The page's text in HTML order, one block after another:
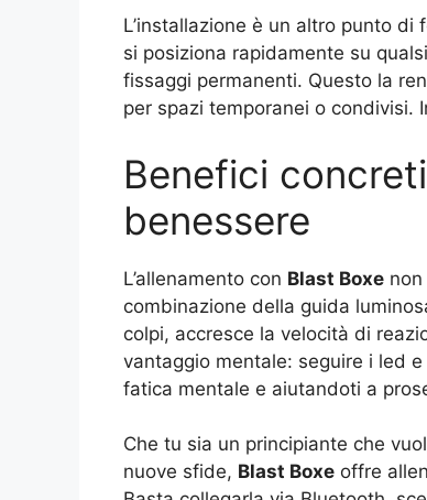
L’installazione è un altro punto
si posiziona rapidamente su
fissaggi permanenti. Questo la
per spazi temporanei o condivisi.
Benefici
benessere
L’allenamento con Blast Boxe
combinazione della guida
colpi, accresce la velocità di
vantaggio mentale: seguire i led
fatica mentale e aiutandoti a
Che tu sia un principiante che
nuove sfide, Blast Boxe offre